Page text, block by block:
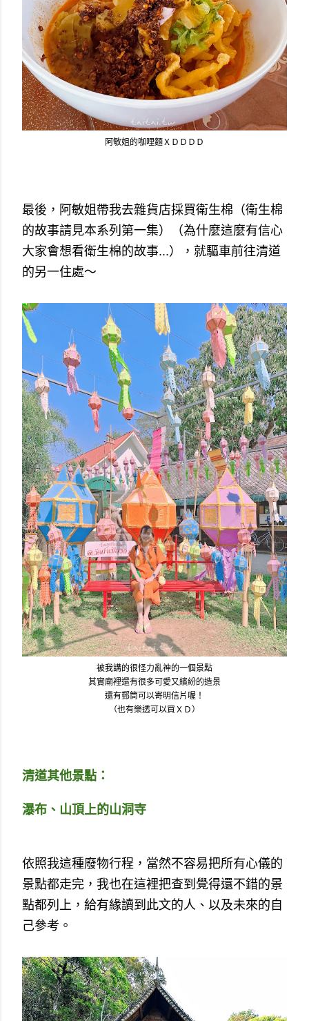
阿敏姐的咖哩麵ＸＤＤＤＤ
最後，阿敏姐帶我去雜貨店採買衛生棉（衛生棉
的故事請見本系列第一集）（為什麼這麼有信心
大家會想看衛生棉的故事...），就驅車前往清道
的另一住處～
被我講的很怪力亂神的一個景點
其實廟裡還有很多可愛又繽紛的造景
還有郵筒可以寄明信片喔！
（也有樂透可以買ＸＤ）
清道其他景點：
瀑布、山頂上的山洞寺
依照我這種廢物行程，當然不容易把所有心儀的
景點都走完，我也在這裡把查到覺得還不錯的景
點都列上，給有緣讀到此文的人、以及未來的自
己參考。